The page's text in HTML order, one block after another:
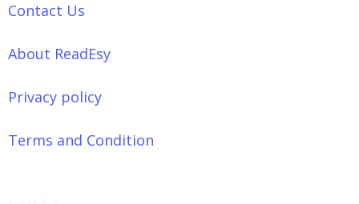
Contact Us
About ReadEsy
Privacy policy
Terms and Condition